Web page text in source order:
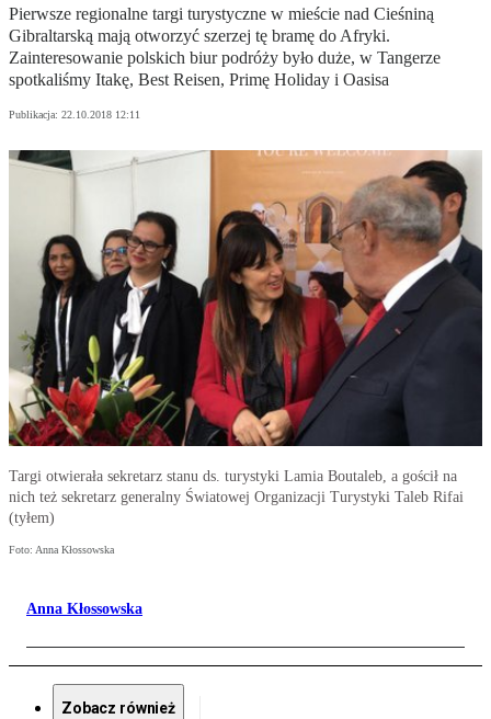
Pierwsze regionalne targi turystyczne w mieście nad Cieśniną
Gibraltarską mają otworzyć szerzej tę bramę do Afryki.
Zainteresowanie polskich biur podróży było duże, w Tangerze
spotkaliśmy Itakę, Best Reisen, Primę Holiday i Oasisa
Publikacja: 22.10.2018 12:11
Targi otwierała sekretarz stanu ds. turystyki Lamia Boutaleb, a gościł na
nich też sekretarz generalny Światowej Organizacji Turystyki Taleb Rifai
(tyłem)
Foto: Anna Kłossowska
Anna Kłossowska
Zobacz również